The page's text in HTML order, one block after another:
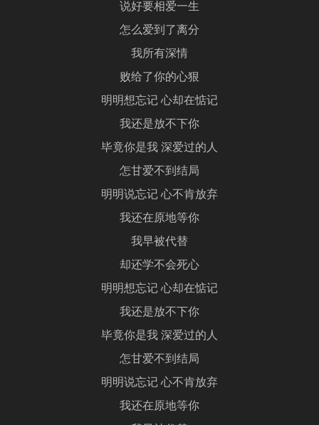
说好要相爱一生
怎么爱到了离分
我所有深情
败给了你的心狠
明明想忘记 心却在惦记
我还是放不下你
毕竟你是我 深爱过的人
怎甘爱不到结局
明明说忘记 心不肯放弃
我还在原地等你
我早被代替
却还学不会死心
明明想忘记 心却在惦记
我还是放不下你
毕竟你是我 深爱过的人
怎甘爱不到结局
明明说忘记 心不肯放弃
我还在原地等你